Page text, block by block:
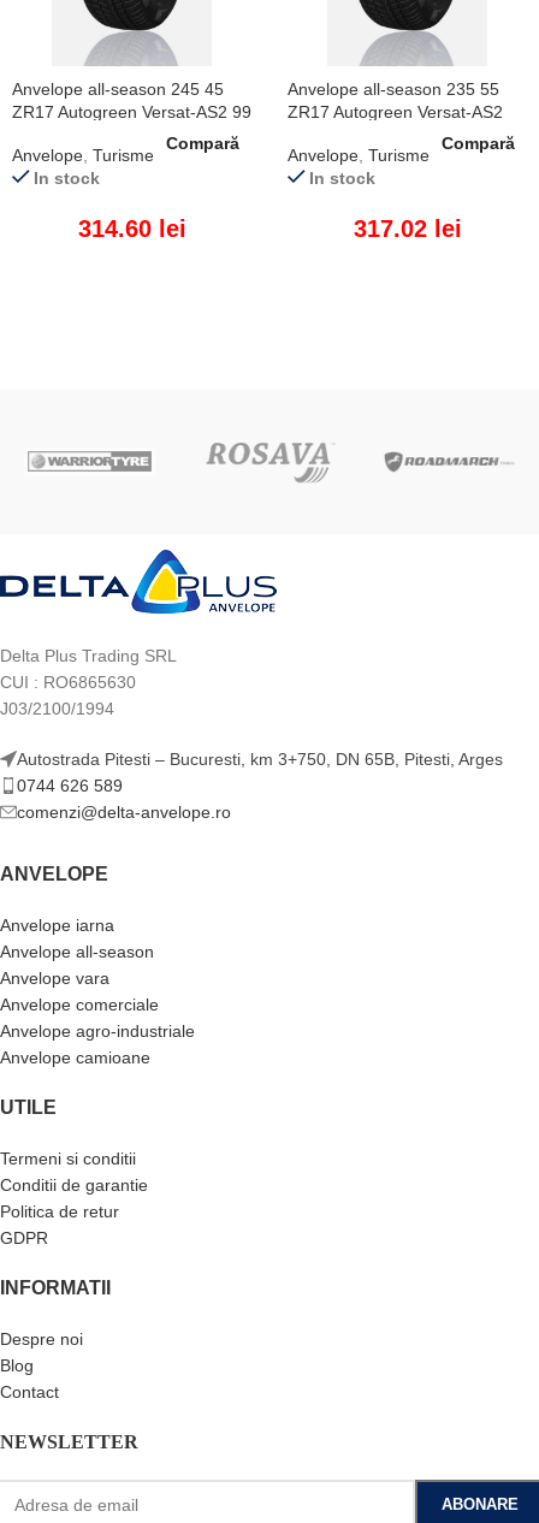
Anvelope all-season 245 45
ZR17 Autogreen Versat-AS2 99
Anvelope Turisme
In stock
314.60 lei
Compară
Anvelope all-season 235 55
ZR17 Autogreen Versat-AS2
Anvelope Turisme
In stock
317.02 lei
Compară
Delta Plus Trading SRL
CUI : RO6865630
J03/2100/1994
Autostrada Pitesti – Bucuresti, km 3+750, DN 65B, Pitesti, Arges
0744 626 589
comenzi@delta-anvelope.ro
ANVELOPE
Anvelope iarna
Anvelope all-season
Anvelope vara
Anvelope comerciale
Anvelope agro-industriale
Anvelope camioane
UTILE
Termeni si conditii
Conditii de garantie
Politica de retur
GDPR
INFORMATII
Despre noi
Blog
Contact
NEWSLETTER